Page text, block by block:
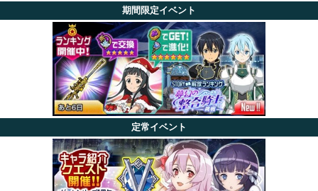
期間限定イベント
定常イベント